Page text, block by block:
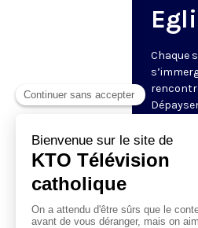
Chaque
des
l’Église
delà de